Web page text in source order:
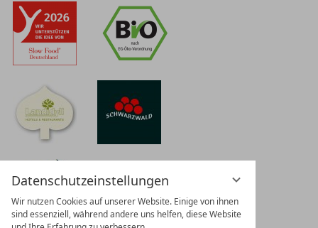
Datenschutzeinstellungen
Wir nutzen Cookies auf unserer Website. Einige von ihnen
sind essenziell, während andere uns helfen, diese Website